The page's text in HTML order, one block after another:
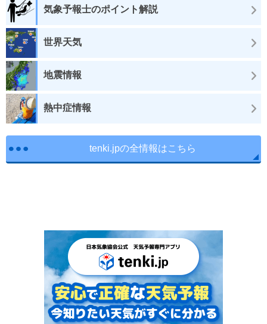
気象予報士のポイント解説
世界天気
地震情報
熱中症情報
tenki.jpの全情報はこちら